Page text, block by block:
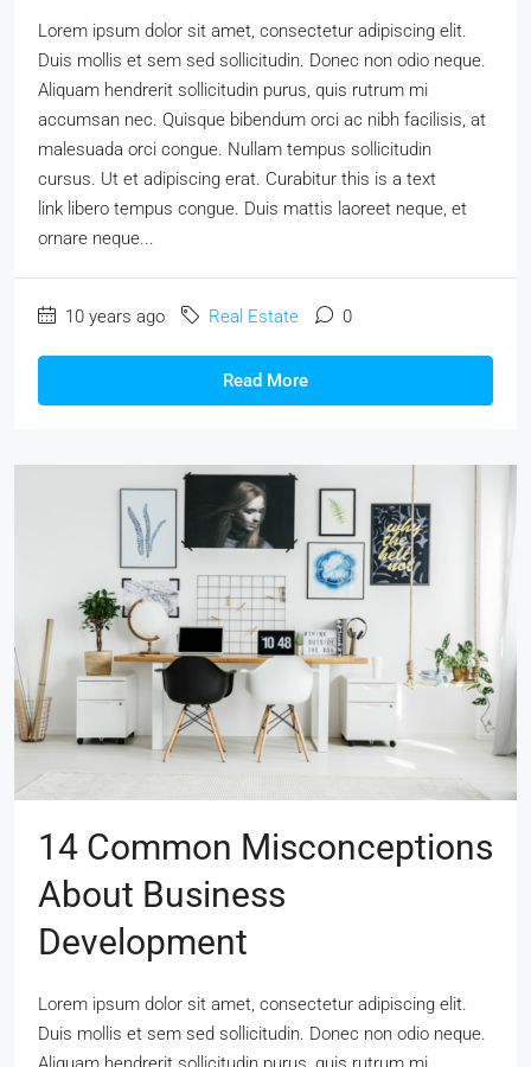
Lorem ipsum dolor sit amet, consectetur adipiscing elit.
Duis mollis et sem sed sollicitudin. Donec non odio neque.
Aliquam hendrerit sollicitudin purus, quis rutrum mi
accumsan nec. Quisque bibendum orci ac nibh facilisis, at
malesuada orci congue. Nullam tempus sollicitudin
cursus. Ut et adipiscing erat. Curabitur this is a text
link libero tempus congue. Duis mattis laoreet neque, et
ornare neque...
10 years ago Real Estate 0
Read More
14 Common Misconceptions
About Business
Development
Lorem ipsum dolor sit amet, consectetur adipiscing elit.
Duis mollis et sem sed sollicitudin. Donec non odio neque.